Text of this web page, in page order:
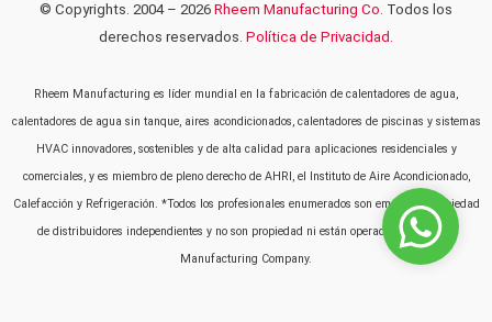
© Copyrights. 2004 – 2026 Rheem Manufacturing Co. Todos los
derechos reservados. Política de Privacidad.
Rheem Manufacturing es líder mundial en la fabricación de calentadores de agua,
calentadores de agua sin tanque, aires acondicionados, calentadores de piscinas y sistemas
HVAC innovadores, sostenibles y de alta calidad para aplicaciones residenciales y
comerciales, y es miembro de pleno derecho de AHRI, el Instituto de Aire Acondicionado,
Calefacción y Refrigeración. *Todos los profesionales enumerados son empresas propiedad
de distribuidores independientes y no son propiedad ni están operados por Rheem
Manufacturing Company.